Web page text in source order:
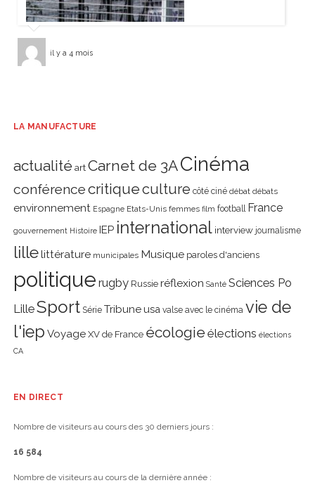
il y a 4 mois
LA MANUFACTURE
actualité art Carnet de 3ACinéma
conférencecritiqueculture côté ciné débat débats
environnement Espagne Etats-Unis femmes film football France
gouvernement Histoire IEP international interview journalisme
lillelittérature municipales Musique paroles d'anciens
politique rugby Russie réflexion Santé Sciences Po
LilleSport Série Tribune usa valse avec le cinéma vie de
l'iep Voyage XV de France écologie élections élections
CA
EN DIRECT
Nombre de visiteurs au cours des 30 derniers jours :
16 584
Nombre de visiteurs au cours de la dernière année :